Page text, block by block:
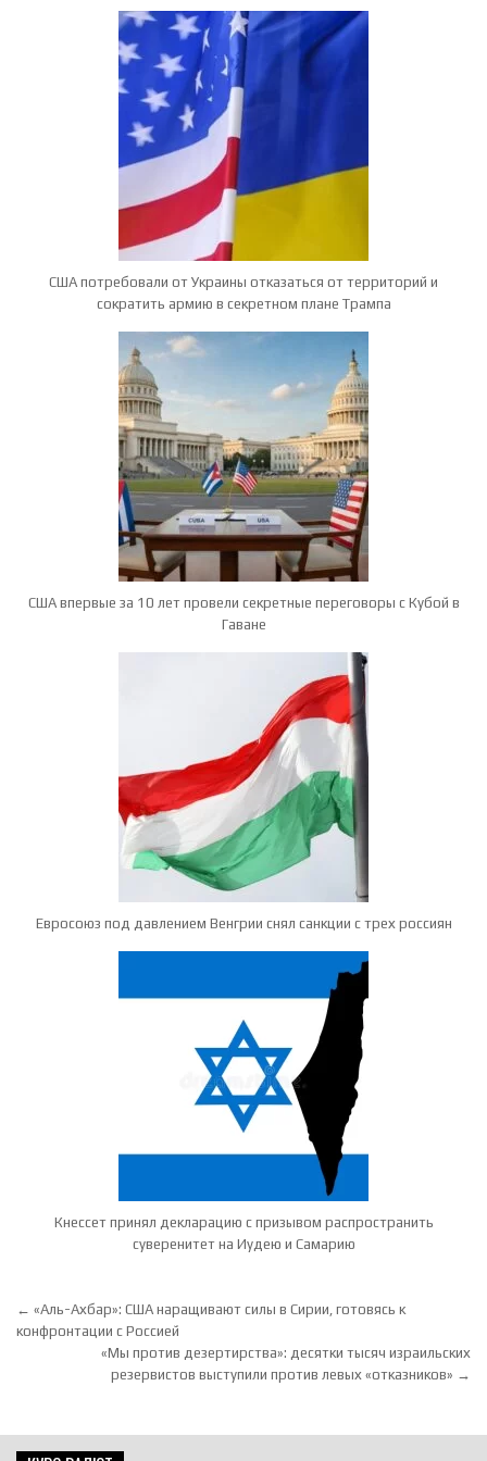
США потребовали от Украины отказаться от территорий и
сократить армию в секретном плане Трампа
США впервые за 10 лет провели секретные переговоры с Кубой в
Гаване
Евросоюз под давлением Венгрии снял санкции с трех россиян
Кнессет принял декларацию с призывом распространить
суверенитет на Иудею и Самарию
Навигация по записям
← «Аль-Ахбар»: США наращивают силы в Сирии, готовясь к
конфронтации с Россией
«Мы против дезертирства»: десятки тысяч израильских
резервистов выступили против левых «отказников» →